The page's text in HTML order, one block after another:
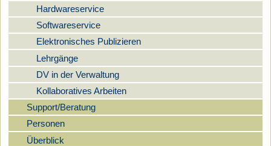
Hardwareservice
Softwareservice
Elektronisches Publizieren
Lehrgänge
DV in der Verwaltung
Kollaboratives Arbeiten
Support/Beratung
Personen
Überblick